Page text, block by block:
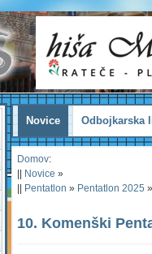
Novice Odbojkarska
Domov:
Novice »
Pentatlon » Pentatlon 2025 »
10. Komenški